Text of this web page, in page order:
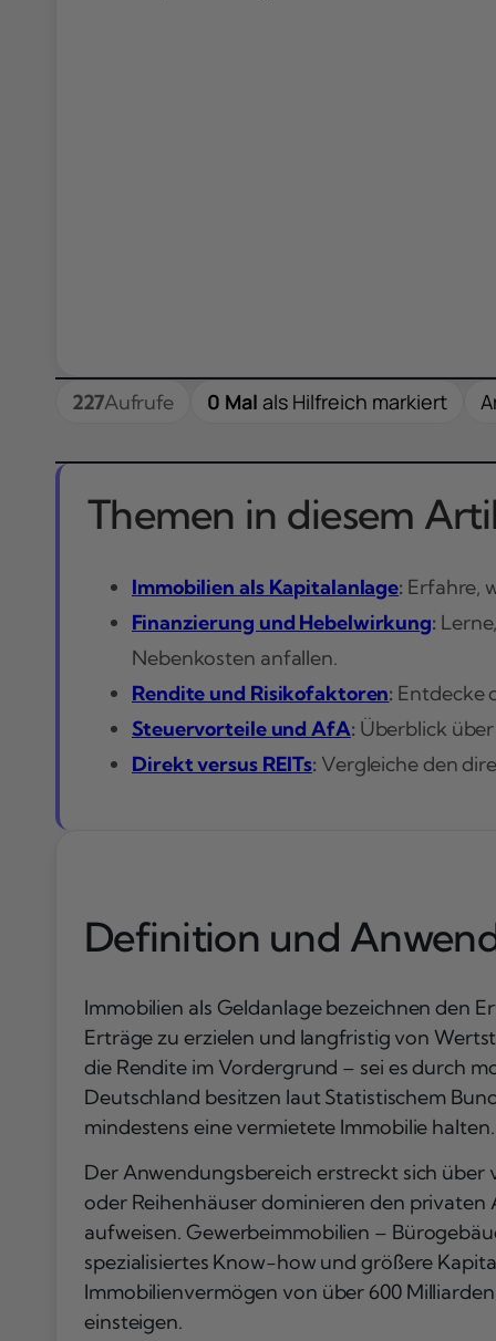
227Aufrufe 0 Malals Hilfreich markiert
Themen in diesem
Immobilien als Kapitalanlage: Erfahre,
Finanzierung und Hebelwirkung:
Nebenkosten anfallen.
Rendite und Risikofaktoren: Entdecke
Steuervorteile und AfA: Überblick
Direkt versus REITs: Vergleiche den
Definition und
Immobilien als Geldanlage bezeichnen den
Erträge zu erzielen und langfristig von
die Rendite im Vordergrund – sei es durch
Deutschland besitzen laut Statistischem
mindestens eine vermietete Immobilie
Der Anwendungsbereich erstreckt sich
oder Reihenhäuser dominieren den privaten
aufweisen. Gewerbeimmobilien –
spezialisiertes Know-how und größere
Immobilienvermögen von über 600
einsteigen.